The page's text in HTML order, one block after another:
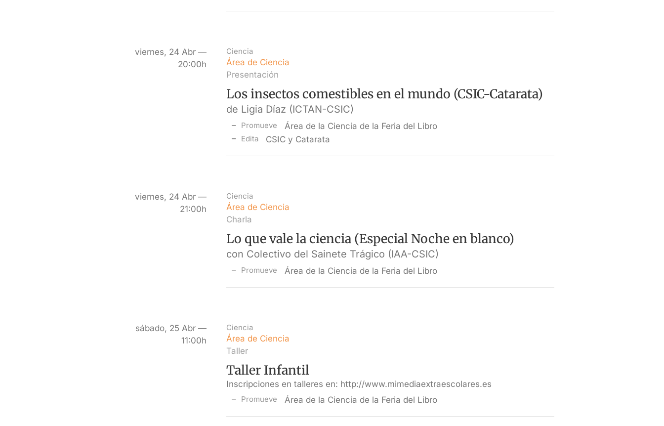
viernes, 24 Abr —
20:00h
Ciencia
Área de Ciencia
Presentación
Los insectos comestibles en el mundo (CSIC-Catarata)
de Ligia Díaz (ICTAN-CSIC)
Promueve Área de la Ciencia de la Feria del Libro
Edita CSIC y Catarata
viernes, 24 Abr —
21:00h
Ciencia
Área de Ciencia
Charla
Lo que vale la ciencia (Especial Noche en blanco)
con Colectivo del Sainete Trágico (IAA-CSIC)
Promueve Área de la Ciencia de la Feria del Libro
sábado, 25 Abr —
11:00h
Ciencia
Área de Ciencia
Taller
Taller Infantil
Inscripciones en talleres en: http://www.mimediaextraescolares.es
Promueve Área de la Ciencia de la Feria del Libro